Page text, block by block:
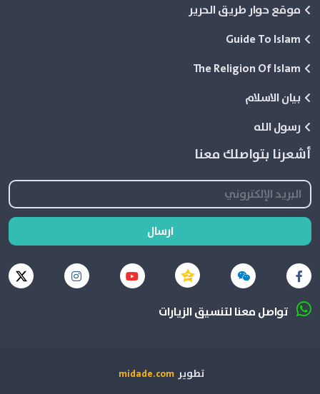
موقع حوار طريق الحرير
Guide To Islam
The Religion Of Islam
بيان الاسلام
رسول الله
أشعرنا بتواصلك معنا
ارسال
تواصل معنا لتنسيق الزيارات
تطوير midade.com